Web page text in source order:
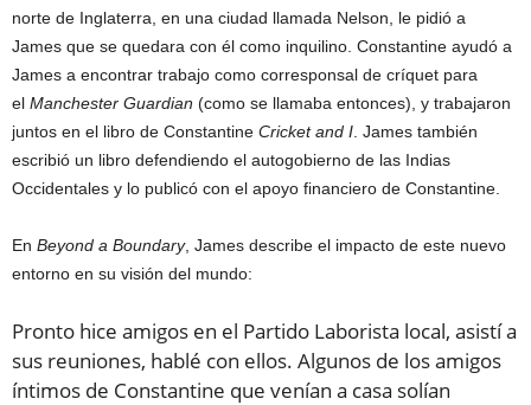
norte de Inglaterra, en una ciudad llamada Nelson, le pidió a
James que se quedara con él como inquilino. Constantine ayudó a
James a encontrar trabajo como corresponsal de críquet para
el Manchester Guardian (como se llamaba entonces), y trabajaron
juntos en el libro de Constantine Cricket and I . James también
escribió un libro defendiendo el autogobierno de las Indias
Occidentales y lo publicó con el apoyo financiero de Constantine.
En Beyond a Boundary, James describe el impacto de este nuevo
entorno en su visión del mundo:
Pronto hice amigos en el Partido Laborista local, asistí a
sus reuniones, hablé con ellos. Algunos de los amigos
íntimos de Constantine que venían a casa solían